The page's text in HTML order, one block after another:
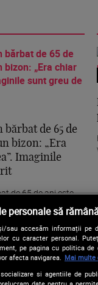
de 65 de
bizon: „Era
Imaginile
de 65 de ani este
personale să
sau accesăm informații pe
cu caracter personal.
pe pagina cu politica
afecta navigarea. Mai multe
si agentiile de